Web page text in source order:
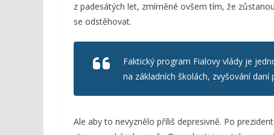
z padesátých let, zmírněné ovšem tím, že
se odstěhovat.
Faktický program Fialovy vlády je
na základních školách, zvyšování
Ale aby to nevyznělo příliš depresivně. Po